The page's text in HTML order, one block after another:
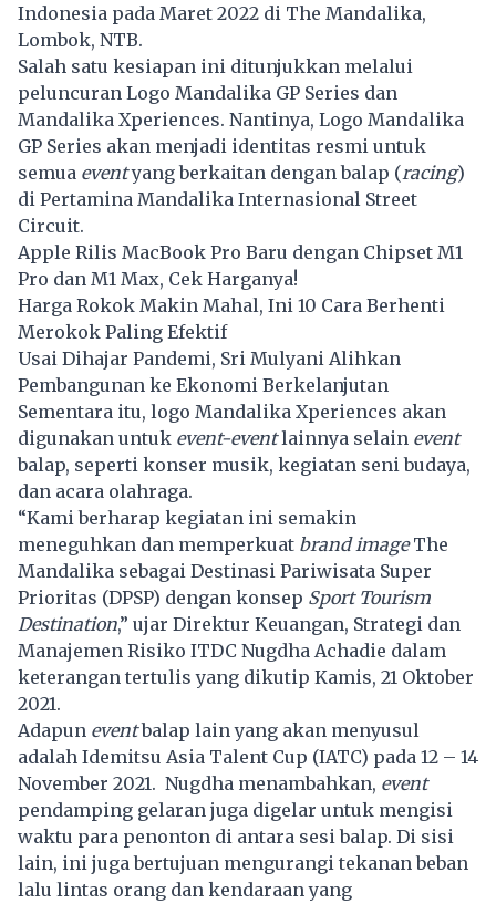
Indonesia pada Maret 2022 di The Mandalika,
Lombok, NTB.
Salah satu kesiapan ini ditunjukkan melalui
peluncuran Logo Mandalika GP Series dan
Mandalika Xperiences. Nantinya, Logo Mandalika
GP Series akan menjadi identitas resmi untuk
semua eventyang berkaitan dengan balap (racing)
di Pertamina Mandalika Internasional Street
Circuit.
Apple Rilis MacBook Pro Baru dengan Chipset M1
Pro dan M1 Max, Cek Harganya!
Harga Rokok Makin Mahal, Ini 10 Cara Berhenti
Merokok Paling Efektif
Usai Dihajar Pandemi, Sri Mulyani Alihkan
Pembangunan ke Ekonomi Berkelanjutan
Sementara itu, logo Mandalika Xperiences akan
digunakan untuk event-eventlainnya selain event
balap, seperti konser musik, kegiatan seni budaya,
dan acara olahraga.
“Kami berharap kegiatan ini semakin
meneguhkan dan memperkuat brand imageThe
Mandalika sebagai Destinasi Pariwisata Super
Prioritas (DPSP) dengan konsep Sport Tourism
Destination,” ujar Direktur Keuangan, Strategi dan
Manajemen Risiko ITDC Nugdha Achadie dalam
keterangan tertulis yang dikutip Kamis, 21 Oktober
2021.
Adapun eventbalap lain yang akan menyusul
adalah Idemitsu Asia Talent Cup (IATC) pada 12 – 14
November 2021. Nugdha menambahkan, event
pendamping gelaran juga digelar untuk mengisi
waktu para penonton di antara sesi balap. Di sisi
lain, ini juga bertujuan mengurangi tekanan beban
lalu lintas orang dan kendaraan yang